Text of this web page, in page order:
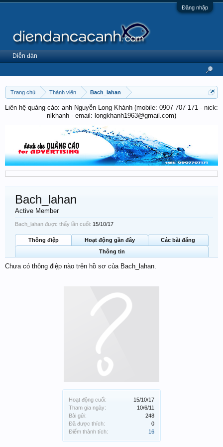
Đăng nhập
Trang chủ Thành viên Bach_lahan
Liên hệ quảng cáo: anh Nguyễn Long Khánh (mobile: 0907 707 171 - nick:
nlkhanh - email: longkhanh1963@gmail.com)
Hoạt động cuối:
15/10/17
Tham gia ngày:
10/6/11
Bài gửi:
248
Đã được thích:
0
Điểm thành tích:
16
Bach_lahan
Active Member
Bach_lahan được thấy lần cuối: 15/10/17
Thông điệp Hoạt động gần đây
Các bài đăng
Thông tin
Chưa có thông điệp nào trên hồ sơ của Bach_lahan.
Diễn đàn